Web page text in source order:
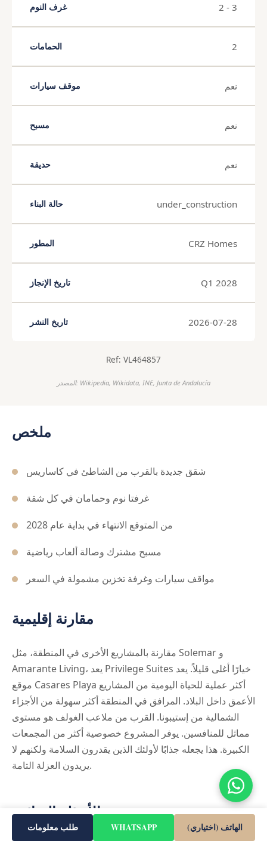
غرف النوم 2 - 3
الحمامات 2
موقف سيارات نعم
مسبح نعم
حديقة نعم
حالة البناء under_construction
المطور CRZ Homes
تاريخ الإنجاز Q1 2028
تاريخ النشر 2026-07-28
Ref: VL464857
المصدر: Wikipedia, Wikidata, INE, Junta de Andalucía
ملخص
شقق جديدة بالقرب من الشاطئ في كاساريس
غرفتا نوم وحمامان في كل شقة
من المتوقع الانتهاء في بداية عام 2028
مسبح مشترك وصالة ألعاب رياضية
مواقف سيارات وغرفة تخزين مشمولة في السعر
مقارنة إقليمية
مقارنة بالمشاريع الأخرى في المنطقة، مثل Solemar و
Amarante Living، يعد Privilege Suites خيارًا أغلى قليلاً. يعد
موقع Casares Playa أكثر عملية للحياة اليومية من المشاريع
الأعمق داخل البلاد. المرافق في المنطقة أكثر سهولة من الأجزاء
الشمالية من إستيبونا. القرب من ملاعب الغولف هو مستوى
مماثل للمنافسين. يوفر المشروع خصوصية أكثر من المجمعات
الكبيرة. هذا يجعله جذابًا لأولئك الذين يقدرون السلامة ولكنهم لا
يريدون العزلة التامة.
الأسئلة الشائعة
طلب معلومات WHATSAPP الهاتف (اختياري)